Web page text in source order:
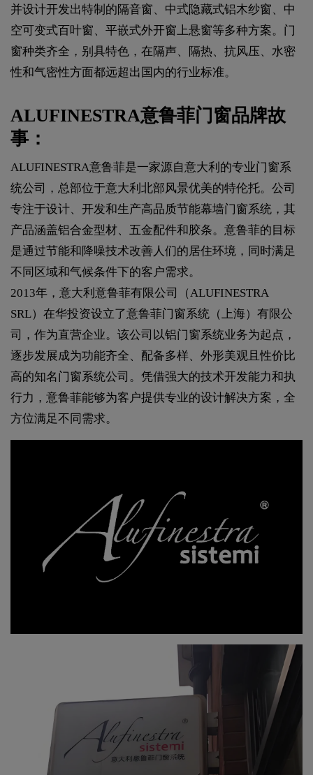
并设计开发出特制的隔音窗、中式隐藏式铝木纱窗、中
空可变式百叶窗、平嵌式外开窗上悬窗等多种方案。门
窗种类齐全，别具特色，在隔声、隔热、抗风压、水密
性和气密性方面都远超出国内的行业标准。
ALUFINESTRA意鲁菲门窗品牌故
事：
ALUFINESTRA意鲁菲是一家源自意大利的专业门窗系
统公司，总部位于意大利北部风景优美的特伦托。公司
专注于设计、开发和生产高品质节能幕墙门窗系统，其
产品涵盖铝合金型材、五金配件和胶条。意鲁菲的目标
是通过节能和降噪技术改善人们的居住环境，同时满足
不同区域和气候条件下的客户需求。
2013年，意大利意鲁菲有限公司（ALUFINESTRA
SRL）在华投资设立了意鲁菲门窗系统（上海）有限公
司，作为直营企业。该公司以铝门窗系统业务为起点，
逐步发展成为功能齐全、配备多样、外形美观且性价比
高的知名门窗系统公司。凭借强大的技术开发能力和执
行力，意鲁菲能够为客户提供专业的设计解决方案，全
方位满足不同需求。